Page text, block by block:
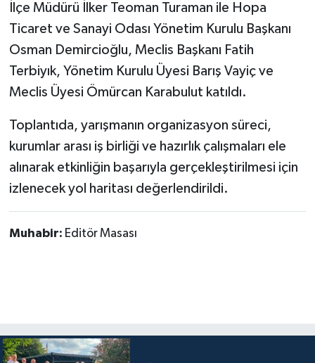
İlçe Müdürü İlker Teoman Turaman ile Hopa
Ticaret ve Sanayi Odası Yönetim Kurulu Başkanı
Osman Demircioğlu, Meclis Başkanı Fatih
Terbiyık, Yönetim Kurulu Üyesi Barış Vayiç ve
Meclis Üyesi Ömürcan Karabulut katıldı.
Toplantıda, yarışmanın organizasyon süreci,
kurumlar arası iş birliği ve hazırlık çalışmaları ele
alınarak etkinliğin başarıyla gerçekleştirilmesi için
izlenecek yol haritası değerlendirildi.
Muhabir: Editör Masası